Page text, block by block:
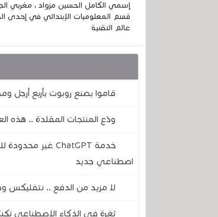
قسم المعلوميات الإبتدائي في إحدى
عالم التقنية
قاموا بصنع روبوت بأربع أرجل
ودّع المنتجات المقلدة .. هذه
اصطناعي جديد
لا مزيد من الدفع .. نتفليكس